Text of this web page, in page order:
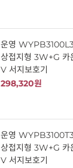
운영
상접지형 3W+G
V 서지보호기
298,320원
운영
상접지형 3W+G
V 서지보호기